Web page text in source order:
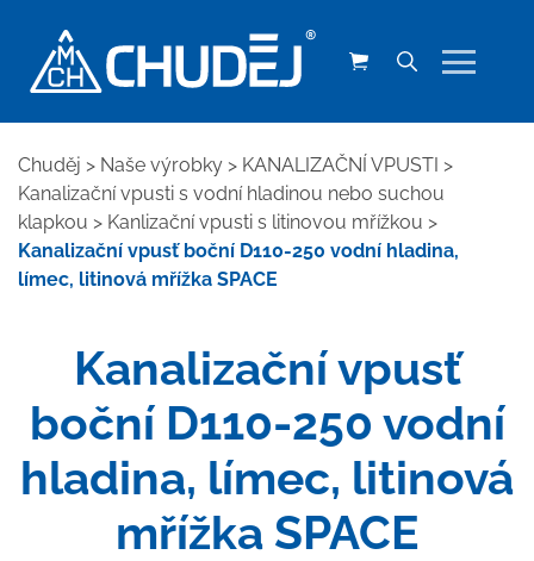
Chuděj > Naše výrobky > KANALIZAČNÍ VPUSTI >
Kanalizační vpusti s vodní hladinou nebo suchou
klapkou > Kanlizační vpusti s litinovou mřížkou >
Kanalizační vpusť boční D110-250 vodní hladina,
límec, litinová mřížka SPACE
Kanalizační vpusť
boční D110-250 vodní
hladina, límec, litinová
mřížka SPACE